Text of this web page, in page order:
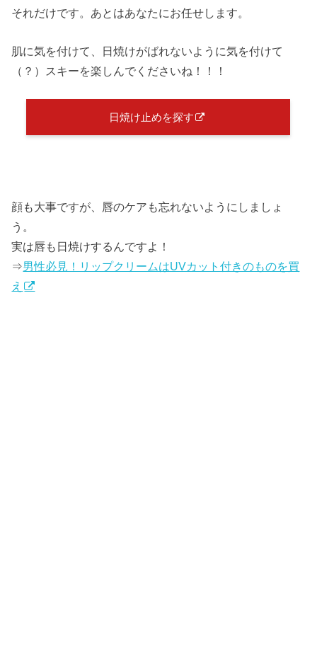
それだけです。あとはあなたにお任せします。
肌に気を付けて、日焼けがばれないように気を付けて
（？）スキーを楽しんでくださいね！！！
日焼け止めを探す
顔も大事ですが、唇のケアも忘れないようにしましょ
う。
実は唇も日焼けするんですよ！
⇒男性必見！リップクリームはUVカット付きのものを買
え